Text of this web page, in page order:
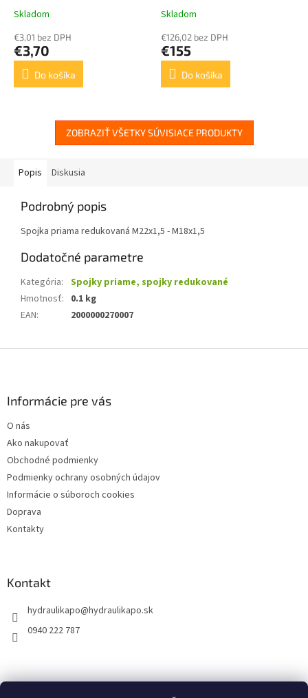
Skladom
€3,01 bez DPH
€3,70
Do košíka
Skladom
€126,02 bez DPH
€155
Do košíka
ZOBRAZIŤ VŠETKY SÚVISIACE PRODUKTY
Popis Diskusia
Podrobný popis
Spojka priama redukovaná M22x1,5 - M18x1,5
Dodatočné parametre
Kategória: Spojky priame, spojky redukované
Hmotnosť: 0.1 kg
EAN: 2000000270007
Informácie pre vás
O nás
Ako nakupovať
Obchodné podmienky
Podmienky ochrany osobných údajov
Informácie o súboroch cookies
Doprava
Kontakty
Kontakt
hydraulikapo@hydraulikapo.sk
0940 222 787